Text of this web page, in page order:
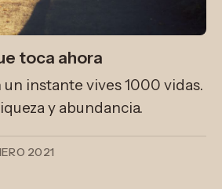
toca ahora
un instante vives 1000 vidas.
y abundancia.
2021